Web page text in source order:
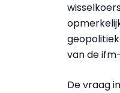
van de
De vraag